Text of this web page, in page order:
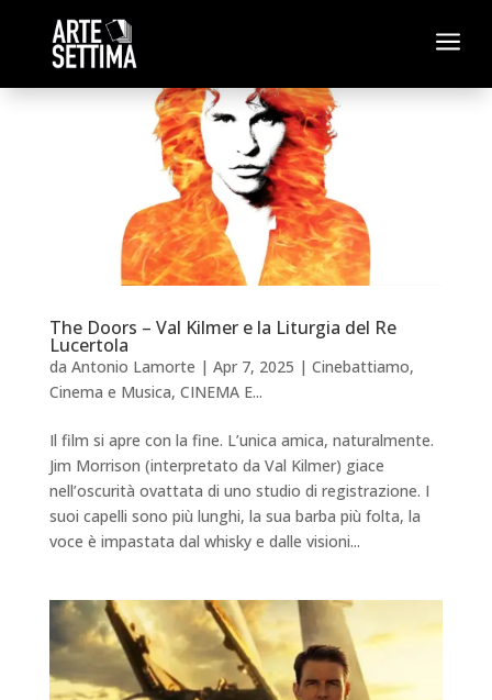
a
The Doors – Val Kilmer e la Liturgia del Re
Lucertola
da Antonio Lamorte | Apr 7, 2025 | Cinebattiamo,
Cinema e Musica, CINEMA E...
Il film si apre con la fine. L’unica amica, naturalmente.
Jim Morrison (interpretato da Val Kilmer) giace
nell’oscurità ovattata di uno studio di registrazione. I
suoi capelli sono più lunghi, la sua barba più folta, la
voce è impastata dal whisky e dalle visioni...